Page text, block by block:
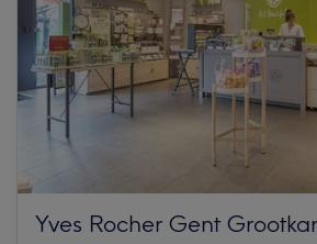
Yves Rocher Gent